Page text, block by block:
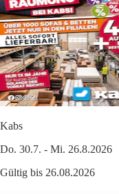
Kabs
Do. 30.7. - Mi. 26.8.2026
Gültig bis 26.08.2026